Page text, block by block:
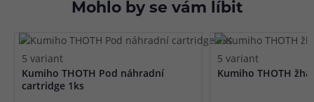
Mohlo by se vám líbit
5 variant
Kumiho THOTH Pod náhradní
cartridge 1ks
5 variant
Kumiho THOTH